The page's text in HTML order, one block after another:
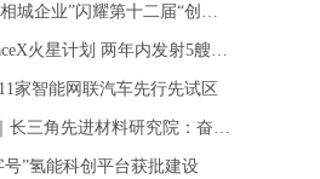
业”闪耀第十二届“创业江苏”总
火星计划 两年内发射5艘无人
家智能网联汽车先行先试区
角先进材料研究院：奋力谱写材料强
号”氢能科创平台获批建设